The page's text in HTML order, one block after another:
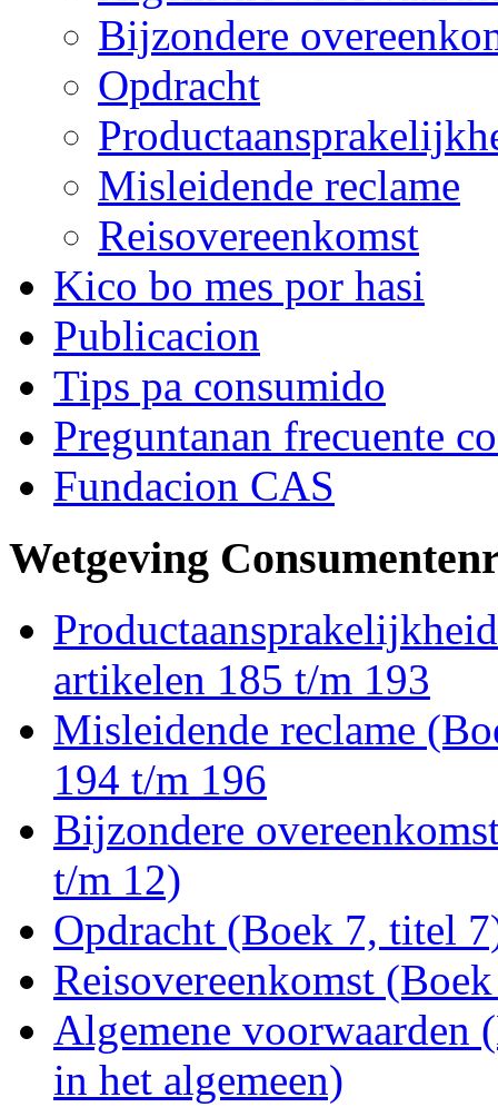
Bijzondere
Opdracht
Misleidende reclame
Reisovereenkomst
Kico bo mes por hasi
Publicacion
Tips pa consumido
Preguntanan frecuente
Fundacion CAS
Wetgeving
artikelen 185 t/m 193
Misleidende reclame
194 t/m 196
Bijzondere
t/m 12)
Opdracht (Boek 7, titel
Reisovereenkomst
Algemene voorwaarden
in het algemeen)